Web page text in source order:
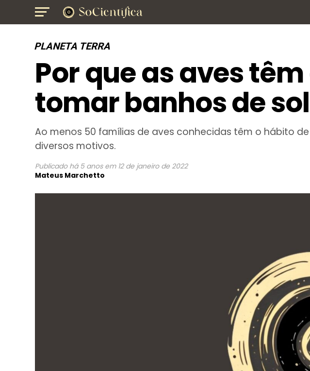
PLANETA TERRA
Por que as aves
tomar banhos de
Ao menos 50 famílias de aves conhecidas têm o hábito
diversos motivos.
Publicado há 5 anos em 12 de janeiro de 2022
Mateus Marchetto